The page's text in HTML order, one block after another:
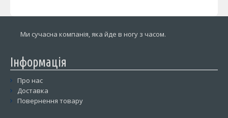
Ми сучасна компанія, яка йде в ногу з часом.
Інформація
Про нас
Доставка
Повернення товару